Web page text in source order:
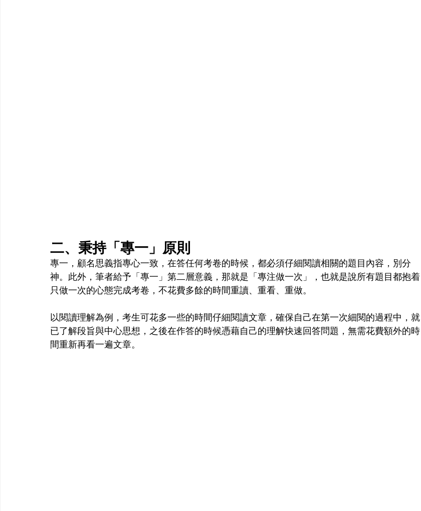
二、秉持「專一」原則
專一，顧名思義指專心一致，在答任何考卷的時候，都必須仔細閱讀相關的題目內容，別分
神。此外，筆者給予「專一」第二層意義，那就是「專注做一次」，也就是說所有題目都抱着
只做一次的心態完成考卷，不花費多餘的時間重讀、重看、重做。
以閱讀理解為例，考生可花多一些的時間仔細閱讀文章，確保自己在第一次細閱的過程中，就
已了解段旨與中心思想，之後在作答的時候憑藉自己的理解快速回答問題，無需花費額外的時
間重新再看一遍文章。